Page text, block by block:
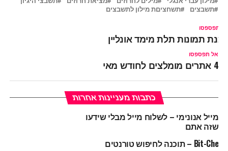
תשבצים
תשחציםת מילון לתשבצים
תפספסו
תמונות תלת מימד אונליין
אל תפספסו
4 אתרים מומלצים לחודש מאי
כתבות מעניינות אחרות
מייל אנונימי – לשלוח מייל מבלי שידעו
שזה אתם
Bit-Che – תוכנה לחיפוש טורנטים